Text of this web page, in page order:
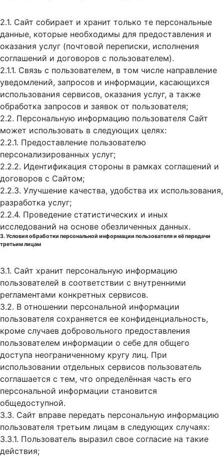
2.1. Сайт собирает и хранит только те персональные
данные, которые необходимы для предоставления и
оказания услуг (почтовой переписки, исполнения
соглашений и договоров с пользователем).
2.1.1. Связь с пользователем, в том числе направление
уведомлений, запросов и информации, касающихся
использования сервисов, оказания услуг, а также
обработка запросов и заявок от пользователя;
2.2. Персональную информацию пользователя Сайт
может использовать в следующих целях:
2.2.1. Предоставление пользователю
персонализированных услуг;
2.2.2. Идентификация стороны в рамках соглашений и
договоров с Сайтом;
2.2.3. Улучшение качества, удобства их использования,
разработка услуг;
2.2.4. Проведение статистических и иных
исследований на основе обезличенных данных.
3. Условия обработки персональной информации пользователя и её передачи
третьим лицам
3.1. Сайт хранит персональную информацию
пользователей в соответствии с внутренними
регламентами конкретных сервисов.
3.2. В отношении персональной информации
пользователя сохраняется ее конфиденциальность,
кроме случаев добровольного предоставления
пользователем информации о себе для общего
доступа неограниченному кругу лиц. При
использовании отдельных сервисов пользователь
соглашается с тем, что определённая часть его
персональной информации становится
общедоступной.
3.3. Сайт вправе передать персональную информацию
пользователя третьим лицам в следующих случаях:
3.3.1. Пользователь выразил свое согласие на такие
действия;